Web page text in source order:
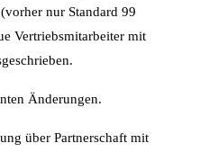
nur Standard 99
Vertriebsmitarbeiter mit
Änderungen.
über Partnerschaft mit